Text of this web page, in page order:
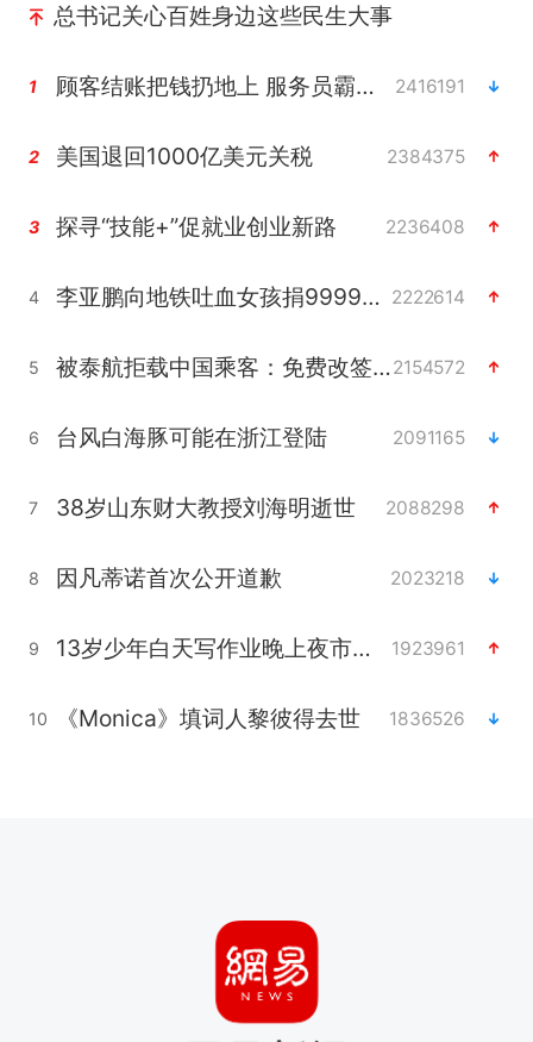
总书记关心百姓身边这些民生大事
1 顾客结账把钱扔地上 服务员霸气扔回 2416191
2 美国退回1000亿美元关税 2384375
3 探寻“技能+”促就业创业新路 2236408
4 李亚鹏向地铁吐血女孩捐99999元 2222614
5 被泰航拒载中国乘客：免费改签没兑现2154572
6 台风白海豚可能在浙江登陆 2091165
7 38岁山东财大教授刘海明逝世 2088298
8 因凡蒂诺首次公开道歉 2023218
9 13岁少年白天写作业晚上夜市炒粉 1923961
10 《Monica》填词人黎彼得去世 1836526